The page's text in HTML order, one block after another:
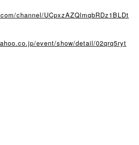
channel/UCpxzAZQlmqbRDz1BLDt
event/show/detail/02qrq5ryt